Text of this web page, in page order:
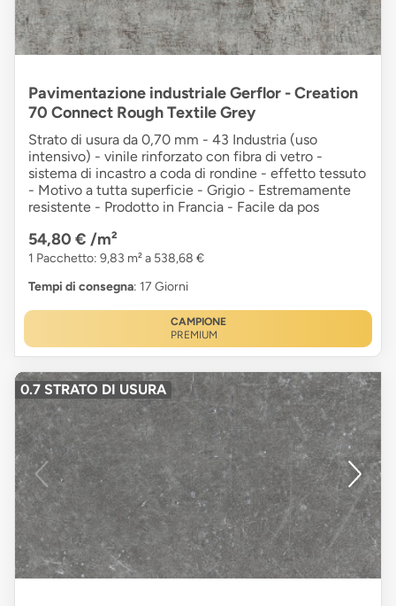
Pavimentazione industriale Gerflor - Creation
70 Connect Rough Textile Grey
Strato di usura da 0,70 mm - 43 Industria (uso
intensivo) - vinile rinforzato con fibra di vetro -
sistema di incastro a coda di rondine - effetto tessuto
- Motivo a tutta superficie - Grigio - Estremamente
resistente - Prodotto in Francia - Facile da pos
54,80 € /m²
1 Pacchetto: 9,83 m² a 538,68 €
Tempi di consegna: 17 Giorni
CAMPIONE
PREMIUM
0.7 STRATO DI USURA